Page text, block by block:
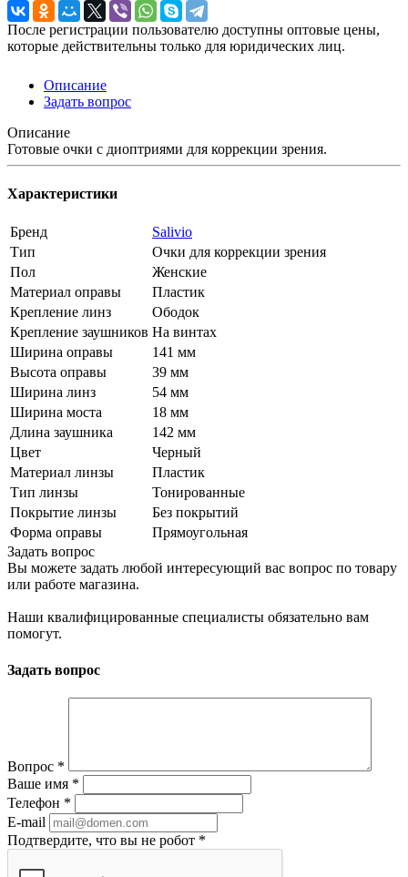
После регистрации пользователю доступны оптовые цены,
которые действительны только для юридических лиц.
Описание
Задать вопрос
Описание
Готовые очки с диоптриями для коррекции зрения.
Характеристики
Бренд
Salivio
Тип
Очки для коррекции зрения
Пол
Женские
Материал оправы
Пластик
Крепление линз
Ободок
Крепление заушников На винтах
Ширина оправы
141 мм
Высота оправы
39 мм
Ширина линз
54 мм
Ширина моста
18 мм
Длина заушника
142 мм
Цвет
Черный
Материал линзы
Пластик
Тип линзы
Тонированные
Покрытие линзы
Без покрытий
Форма оправы
Прямоугольная
Задать вопрос
Вы можете задать любой интересующий вас вопрос по товару
или работе магазина.
Наши квалифицированные специалисты обязательно вам
помогут.
Задать вопрос
Вопрос *
Ваше имя *
Телефон *
E-mail
Подтвердите, что вы не робот *